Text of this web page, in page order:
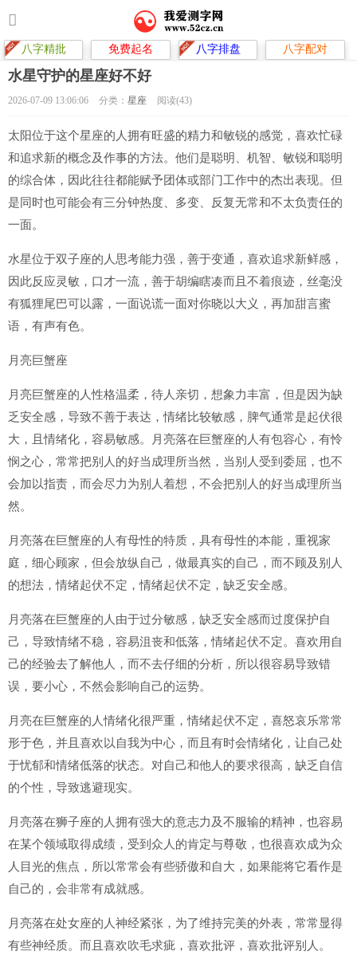
八字精批 免费起名 八字排盘 八字配对
水星守护的星座好不好
2026-07-09 13:06:06 分类： 星座 阅读(43)
太阳位于这个星座的人拥有旺盛的精力和敏锐的感觉，喜欢忙碌
和追求新的概念及作事的方法。他们是聪明、机智、敏锐和聪明
的综合体，因此往往都能赋予团体或部门工作中的杰出表现。但
是同时也可能会有三分钟热度、多变、反复无常和不太负责任的
一面。
水星位于双子座的人思考能力强，善于变通，喜欢追求新鲜感，
因此反应灵敏，口才一流，善于胡编瞎凑而且不着痕迹，丝毫没
有狐狸尾巴可以露，一面说谎一面对你晓以大义，再加甜言蜜
语，有声有色。
月亮巨蟹座
月亮巨蟹座的人性格温柔，待人亲切，想象力丰富，但是因为缺
乏安全感，导致不善于表达，情绪比较敏感，脾气通常是起伏很
大，且情绪化，容易敏感。月亮落在巨蟹座的人有包容心，有怜
悯之心，常常把别人的好当成理所当然，当别人受到委屈，也不
会加以指责，而会尽力为别人着想，不会把别人的好当成理所当
然。
月亮落在巨蟹座的人有母性的特质，具有母性的本能，重视家
庭，细心顾家，但会放纵自己，做最真实的自己，而不顾及别人
的想法，情绪起伏不定，情绪起伏不定，缺乏安全感。
月亮落在巨蟹座的人由于过分敏感，缺乏安全感而过度保护自
己，导致情绪不稳，容易沮丧和低落，情绪起伏不定。喜欢用自
己的经验去了解他人，而不去仔细的分析，所以很容易导致错
误，要小心，不然会影响自己的运势。
月亮在巨蟹座的人情绪化很严重，情绪起伏不定，喜怒哀乐常常
形于色，并且喜欢以自我为中心，而且有时会情绪化，让自己处
于忧郁和情绪低落的状态。对自己和他人的要求很高，缺乏自信
的个性，导致逃避现实。
月亮落在狮子座的人拥有强大的意志力及不服输的精神，也容易
在某个领域取得成绩，受到众人的肯定与尊敬，也很喜欢成为众
人目光的焦点，所以常常会有些骄傲和自大，如果能将它看作是
自己的，会非常有成就感。
月亮落在处女座的人神经紧张，为了维持完美的外表，常常显得
有些神经质。而且喜欢吹毛求疵，喜欢批评，喜欢批评别人。